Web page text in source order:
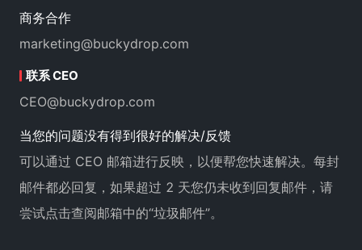
商务合作
marketing@buckydrop.com
联系 CEO
CEO@buckydrop.com
当您的问题没有得到很好的解决/反馈
可以通过 CEO 邮箱进行反映，以便帮您快速解决。每封
邮件都必回复，如果超过 2 天您仍未收到回复邮件，请
尝试点击查阅邮箱中的“垃圾邮件”。